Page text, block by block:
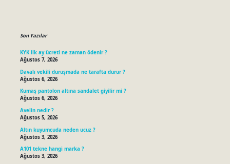
Son Yazılar
KYK ilk ay ücreti ne zaman ödenir ?
Ağustos 7, 2026
Davalı vekili duruşmada ne tarafta durur ?
Ağustos 6, 2026
Kumaş pantolon altına sandalet giyilir mi ?
Ağustos 6, 2026
Avelin nedir ?
Ağustos 5, 2026
Altın kuyumcuda neden ucuz ?
Ağustos 3, 2026
A101 tekne hangi marka ?
Ağustos 3, 2026